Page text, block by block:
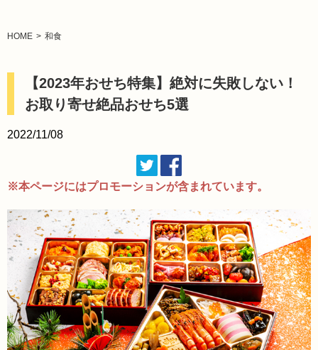
HOME 和食
【2023年おせち特集】絶対に失敗しない！
お取り寄せ絶品おせち5選
2022/11/08
※本ページにはプロモーションが含まれています。